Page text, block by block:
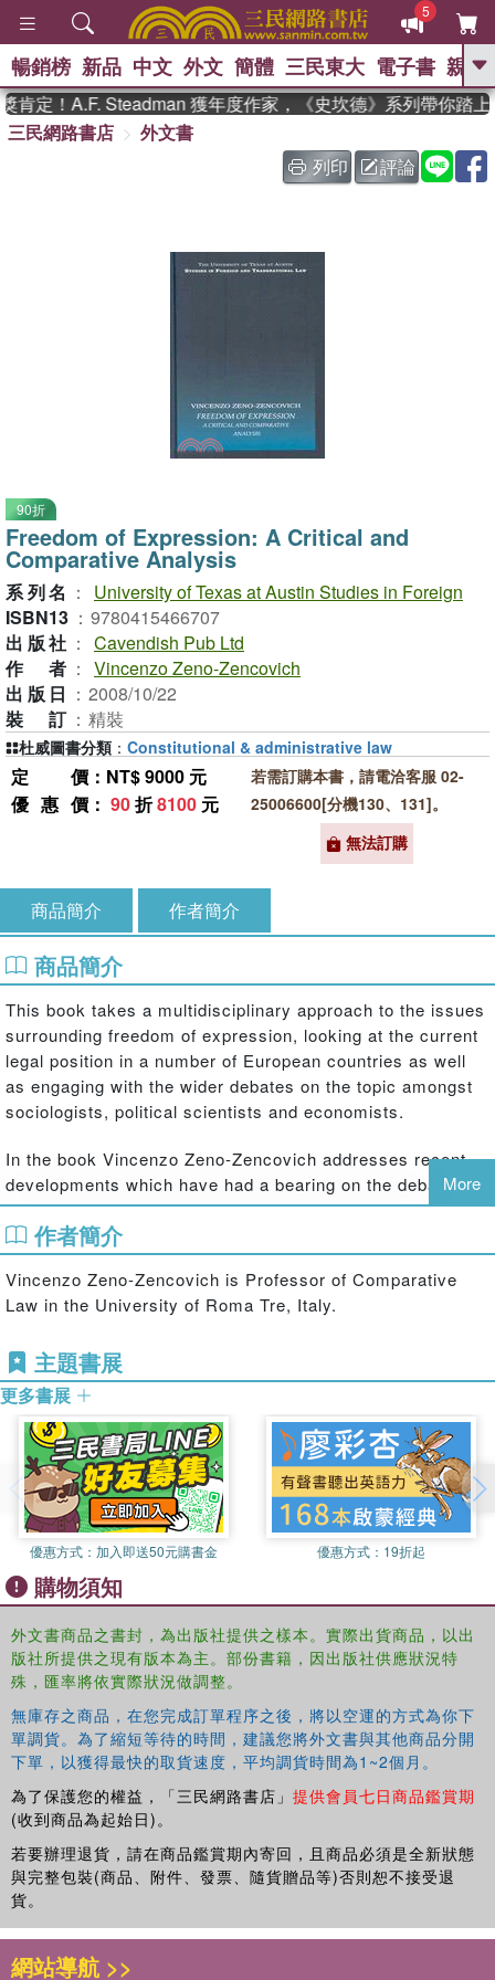
5
GO
、 如果歷史是一群喵 、 暑期
國際布克獎 臺灣漫遊錄 、 方
暢銷榜 新品 中文 外文 簡體 三民東大 電子書 親子
定！A.F. Steadman 獲年度作家，《史坎德》系列帶你踏上
三民網路書店
外文書
列印
評論
90折
Freedom of Expression: A Critical and
Comparative Analysis
系列名 ：
University of Texas at Austin Studies in Foreign
ISBN13 ： 9780415466707
出版社 ： Cavendish Pub Ltd
作者 ： Vincenzo Zeno-Zencovich
出版日 ： 2008/10/22
裝訂 ： 精裝
定價 ：NT$ 9000 元
優惠價 ： 90折8100 元
若需訂購本書，請電洽客服 02-
25006600[分機130、131]。
無法訂購
杜威圖書分類 ： Constitutional & administrative law
商品簡介 作者簡介
商品簡介
This book takes a multidisciplinary approach to the issues
surrounding freedom of expression, looking at the current
legal position in a number of European countries as well
as engaging with the wider debates on the topic amongst
sociologists, political scientists and economists.
In the book Vincenzo Zeno-Zencovich addresses recent
developments which have had a bearing on the debate
including the changes in communication brought about by
the internet, and the growing role of the European Union
and the Council of Europe.
More
作者簡介
Vincenzo Zeno-Zencovich is Professor of Comparative
Law in the University of Roma Tre, Italy.
主題書展
更多書展
優惠方式： 加入即送50元購書金 優惠方式： 19折起
購物須知
外文書商品之書封，為出版社提供之樣本。實際出貨商品，以出
版社所提供之現有版本為主。部份書籍，因出版社供應狀況特
殊，匯率將依實際狀況做調整。
無庫存之商品，在您完成訂單程序之後，將以空運的方式為你下
單調貨。為了縮短等待的時間，建議您將外文書與其他商品分開
下單，以獲得最快的取貨速度，平均調貨時間為1~2個月。
為了保護您的權益，「三民網路書店」 提供會員七日商品鑑賞期
(收到商品為起始日)。
若要辦理退貨，請在商品鑑賞期內寄回，且商品必須是全新狀態
與完整包裝(商品、附件、發票、隨貨贈品等)否則恕不接受退
貨。
網站導航 >>